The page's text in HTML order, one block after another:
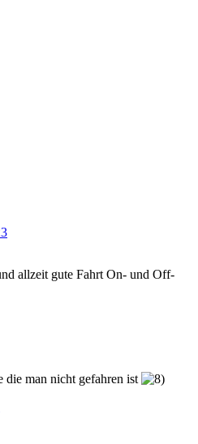
allzeit gute Fahrt On- und Off-
die man nicht gefahren ist